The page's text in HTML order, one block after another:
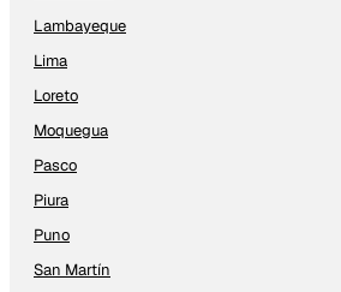
Lambayeque
Lima
Loreto
Moquegua
Pasco
Piura
Puno
San Martín